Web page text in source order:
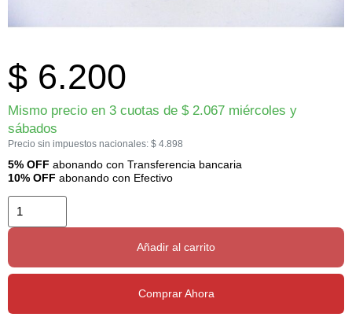
$ 6.200
Mismo precio en 3 cuotas de $2.067 miércoles y
sábados
Precio sin impuestos nacionales: $ 4.898
5% OFF abonando con Transferencia bancaria
10% OFF abonando con Efectivo
Añadir al carrito
Comprar Ahora